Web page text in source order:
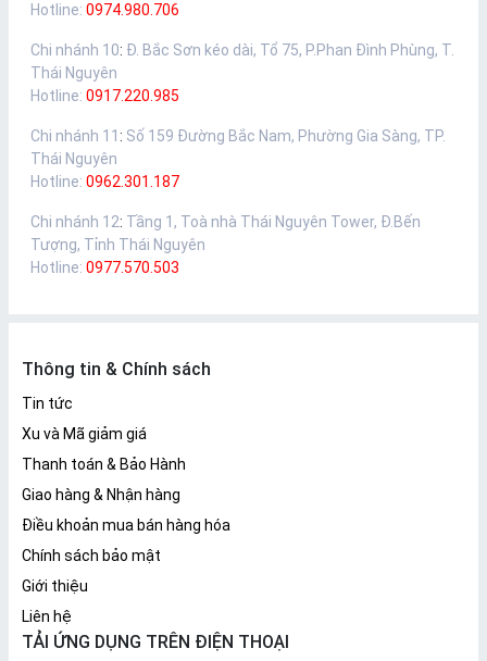
Hotline: 0974.980.706
Chi nhánh 10: Đ. Bắc Sơn kéo dài, Tổ 75, P.Phan Đình Phùng, T.
Thái Nguyên
Hotline: 0917.220.985
Chi nhánh 11 : Số 159 Đường Bắc Nam, Phường Gia Sàng, TP.
Thái Nguyên
Hotline: 0962.301.187
Chi nhánh 12: Tầng 1, Toà nhà Thái Nguyên Tower, Đ.Bến
Tượng, Tỉnh Thái Nguyên
Hotline: 0977.570.503
Thông tin & Chính sách
Tin tức
Xu và Mã giảm giá
Thanh toán & Bảo Hành
Giao hàng & Nhận hàng
Điều khoản mua bán hàng hóa
Chính sách bảo mật
Giới thiệu
Liên hệ
TẢI ỨNG DỤNG TRÊN ĐIỆN THOẠI